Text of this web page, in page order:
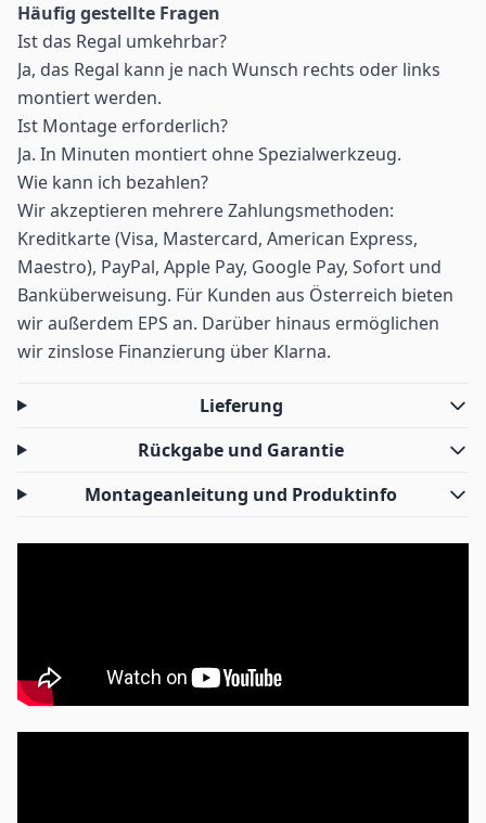
Häufig gestellte Fragen
Ist das Regal umkehrbar?
Ja, das Regal kann je nach Wunsch rechts oder links
montiert werden.
Ist Montage erforderlich?
Ja. In Minuten montiert ohne Spezialwerkzeug.
Wie kann ich bezahlen?
Wir akzeptieren mehrere Zahlungsmethoden:
Kreditkarte (Visa, Mastercard, American Express,
Maestro), PayPal, Apple Pay, Google Pay, Sofort und
Banküberweisung. Für Kunden aus Österreich bieten
wir außerdem EPS an. Darüber hinaus ermöglichen
wir zinslose Finanzierung über Klarna.
Lieferung
Rückgabe und Garantie
Montageanleitung und Produktinfo